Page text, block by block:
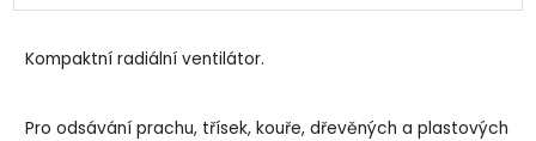
Kompaktní radiální ventilátor.
Pro odsávání prachu, třísek, kouře, dřevěných a plastových